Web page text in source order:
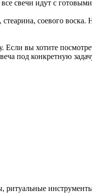
свечи идут с
соевого
вы хотите
под конкретную
ритуальные